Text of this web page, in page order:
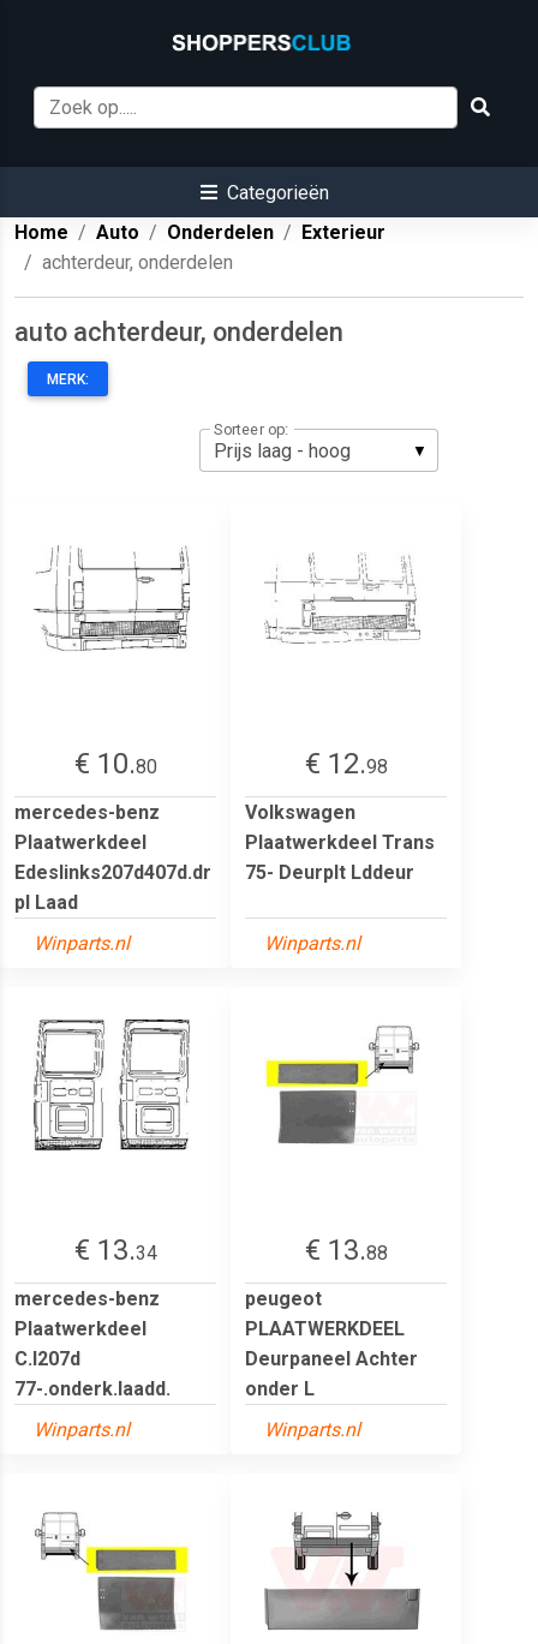
Categorieën
Home
Auto Onderdelen
Exterieur
achterdeur, onderdelen
auto achterdeur, onderdelen
MERK:
Sorteer op:
€ 10.80
mercedes-benz
Plaatwerkdeel
Edeslinks207d407d.dr
pl Laad
Winparts.nl
€ 12.98
Volkswagen
Plaatwerkdeel Trans
75- Deurplt Lddeur
Winparts.nl
€ 13.34
mercedes-benz
Plaatwerkdeel
C.l207d
77-.onderk.laadd.
Winparts.nl
€ 13.88
peugeot
PLAATWERKDEEL
Deurpaneel Achter
onder L
Winparts.nl